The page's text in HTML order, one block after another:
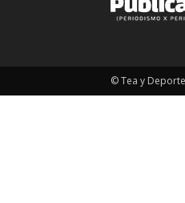
© Tea y